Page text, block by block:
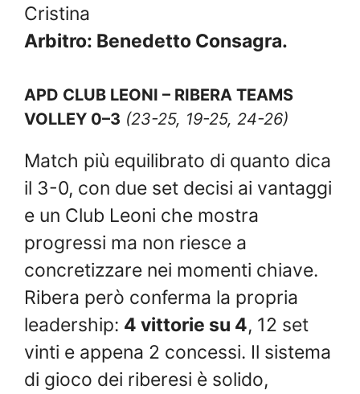
Cristina
Arbitro: Benedetto Consagra.
APD CLUB LEONI – RIBERA TEAMS
VOLLEY 0–3 (23-25, 19-25, 24-26)
Match più equilibrato di quanto dica
il 3-0, con due set decisi ai vantaggi
e un Club Leoni che mostra
progressi ma non riesce a
concretizzare nei momenti chiave.
Ribera però conferma la propria
leadership: 4 vittorie su 4, 12 set
vinti e appena 2 concessi. Il sistema
di gioco dei riberesi è solido,